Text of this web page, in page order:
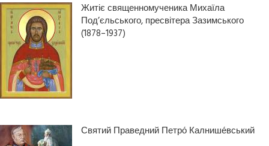
Житіє священномученика Михаїла
Под’єльського, пресвітера Зазимського
(1878–1937)
Святий Праведний Петро́ Калнише́вський